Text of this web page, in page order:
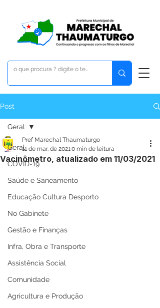
Post
Geral
COVID-19
Saúde e Saneamento
Educação Cultura Desporto
No Gabinete
Gestão e Finanças
Infra, Obra e Transporte
Assistência Social
Comunidade
Agricultura e Produção
Geral
Vacinômetro, atualizado em 11/03/2021
Pref Marechal Thaumaturgo
11 de mar. de 20210 min de leitura